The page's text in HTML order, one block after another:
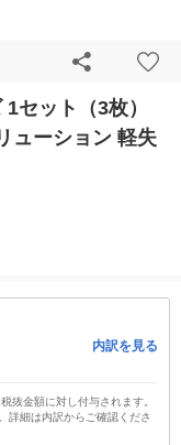
ット（3枚）
ューション 軽失
内訳を見る
抜金額に対し付与されます。
詳細は内訳からご確認くださ